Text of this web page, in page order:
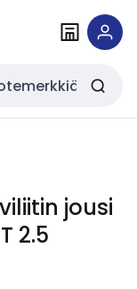
jousi
2.5